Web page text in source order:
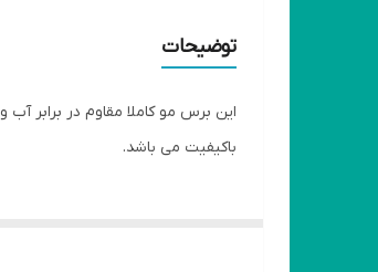
توضیحات
این برس مو کاملا مقاوم در برابر
باکیفیت می باشد.